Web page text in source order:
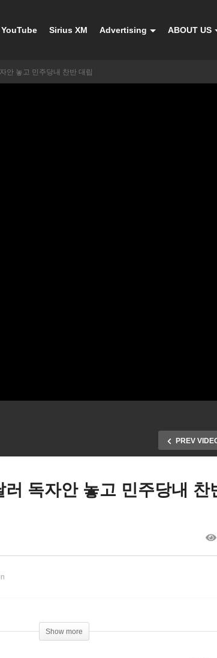
Sirius XM Advertising ABOUT US
안 놓고 민주당내 찬반 대립
PREV
명 ‘롱 코비드’에 일
독자안 놓고 민주당내 찬
Show more